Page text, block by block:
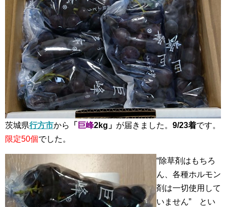
茨城県行方市から 「 巨峰2kg」 が届きました。 9/23着です。
限定50個でした。
“除草剤はもちろ
ん、各種ホルモン
剤は一切使用して
いません” とい